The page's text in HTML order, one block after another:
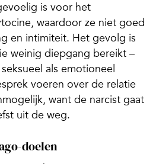
is voor het
waardoor ze niet goed
en intimiteit. Het gevolg is
weinig diepgang bereikt –
als emotioneel
voeren over de relatie
want de narcist gaat
uit de weg.
doelen